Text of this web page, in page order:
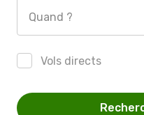
Quand ?
Vols directs